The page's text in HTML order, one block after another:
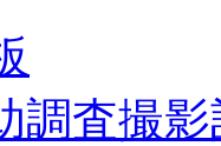
調査撮